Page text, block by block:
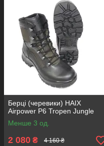
Берці (черевики) HAIX
Airpower P6 Tropen Jungle
Менше 3 од.
2 080 ₴ 4 160 ₴